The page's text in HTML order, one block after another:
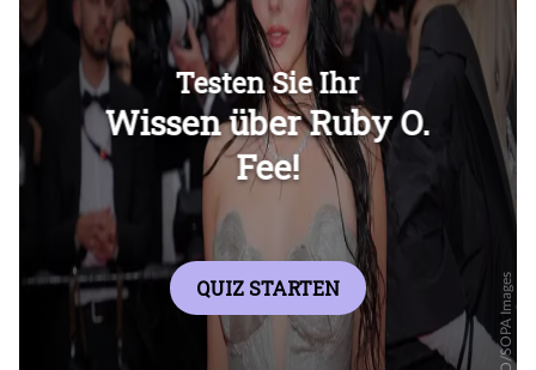
Überspringen